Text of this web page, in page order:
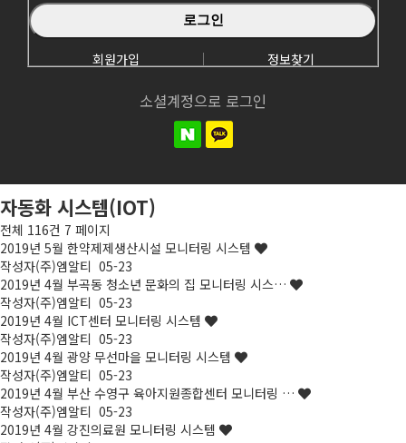
회원가입 정보찾기
소셜계정으로 로그인
자동화 시스템(IOT)
전체 116건 7 페이지
2019년 5월 한약제제생산시설 모니터링 시스템
작성자(주)엠알티 05-23
2019년 4월 부곡동 청소년 문화의 집 모니터링 시스…
작성자(주)엠알티 05-23
2019년 4월 ICT센터 모니터링 시스템
작성자(주)엠알티 05-23
2019년 4월 광양 무선마을 모니터링 시스템
작성자(주)엠알티 05-23
2019년 4월 부산 수영구 육아지원종합센터 모니터링 …
작성자(주)엠알티 05-23
2019년 4월 강진의료원 모니터링 시스템